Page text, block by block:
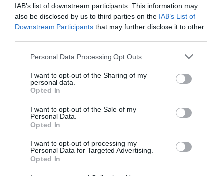
IAB’s list of downstream participants. This information may
also be disclosed by us to third parties on the IAB’s List of
Downstream Participants that may further disclose it to other
Personal Data Processing Opt Outs
I want to opt-out of the Sharing of my
personal data.
Opted In
I want to opt-out of the Sale of my
Personal Data.
Opted In
I want to opt-out of processing my
Personal Data for Targeted Advertising.
Opted In
Žiūrimiausi įrašai
vaiko gyvybių išgelbėti nepavyko
Žinios | Lietuvos diena
00:00:57
Savaitės vidurys nusimato karštas: temperatūra kils iki
32 laipsnių šilumos
Žinios | Orai